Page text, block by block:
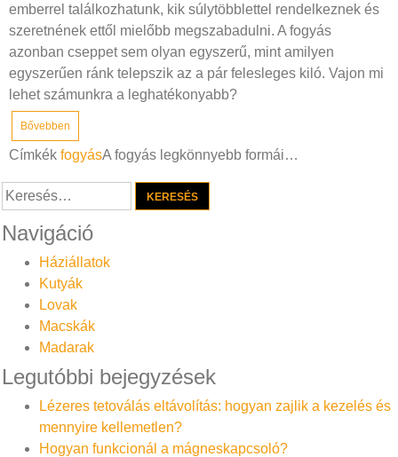
emberrel találkozhatunk, kik súlytöbblettel rendelkeznek és
szeretnének ettől mielőbb megszabadulni. A fogyás
azonban cseppet sem olyan egyszerű, mint amilyen
egyszerűen ránk telepszik az a pár felesleges kiló. Vajon mi
lehet számunkra a leghatékonyabb?
Bővebben
Címkék fogyásA fogyás legkönnyebb formái…
Keresés:
Navigáció
Háziállatok
Kutyák
Lovak
Macskák
Madarak
Legutóbbi bejegyzések
Lézeres tetoválás eltávolítás: hogyan zajlik a kezelés és
mennyire kellemetlen?
Hogyan funkcionál a mágneskapcsoló?